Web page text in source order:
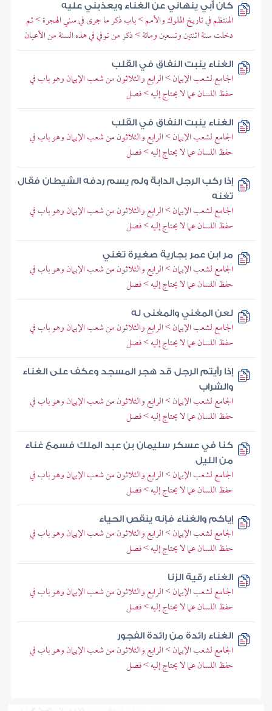
كان أبي ينهاني عن الغناء ويعذبني عليه
المنتظم في تاريخ الملوك والأمم > باب ذكر ما جرى في سني الهجرة > ثم
دخلت سنة اثنتين وتسعين ومائة > ذكر من توفي في هذه السنة من الأعيان
الغناء ينبت النفاق في القلب
الجامع لشعب الإيمان > الرابع والثلاثون من شعب الإيمان وهو باب في
حفظ اللسان عما لا يحتاج إليه > فصل
الغناء ينبت النفاق في القلب
الجامع لشعب الإيمان > الرابع والثلاثون من شعب الإيمان وهو باب في
حفظ اللسان عما لا يحتاج إليه > فصل
إذا ركب الرجل الدابة ولم يسم ردفه الشيطان فقال
تغنه
الجامع لشعب الإيمان > الرابع والثلاثون من شعب الإيمان وهو باب في
حفظ اللسان عما لا يحتاج إليه > فصل
مر ابن عمر بجارية صغيرة تغني
الجامع لشعب الإيمان > الرابع والثلاثون من شعب الإيمان وهو باب في
حفظ اللسان عما لا يحتاج إليه > فصل
لعن المغني والمغنى له
الجامع لشعب الإيمان > الرابع والثلاثون من شعب الإيمان وهو باب في
حفظ اللسان عما لا يحتاج إليه > فصل
إذا رأيتم الرجل قد هجر المسجد وعكف على الغناء
والشراب
الجامع لشعب الإيمان > الرابع والثلاثون من شعب الإيمان وهو باب في
حفظ اللسان عما لا يحتاج إليه > فصل
كنا في عسكر سليمان بن عبد الملك فسمع غناء
من الليل
الجامع لشعب الإيمان > الرابع والثلاثون من شعب الإيمان وهو باب في
حفظ اللسان عما لا يحتاج إليه > فصل
إياكم والغناء فإنه ينقص الحياء
الجامع لشعب الإيمان > الرابع والثلاثون من شعب الإيمان وهو باب في
حفظ اللسان عما لا يحتاج إليه > فصل
الغناء رقية الزنا
الجامع لشعب الإيمان > الرابع والثلاثون من شعب الإيمان وهو باب في
حفظ اللسان عما لا يحتاج إليه > فصل
الغناء رائدة من رائدة الفجور
الجامع لشعب الإيمان > الرابع والثلاثون من شعب الإيمان وهو باب في
حفظ اللسان عما لا يحتاج إليه > فصل